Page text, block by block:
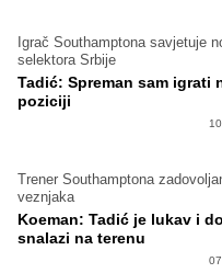
Igrač Southamptona savjetuje
selektora Srbije
Tadić: Spreman sam igrati
poziciji
Trener Southamptona
veznjaka
Koeman: Tadić je lukav i
snalazi na terenu